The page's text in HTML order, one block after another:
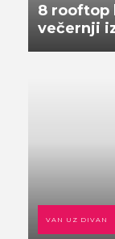
8 rooftop
večernji
VAN UZ DIVAN